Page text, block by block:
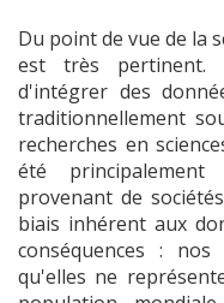
Du point de vue de la
est très pertinent.
d'intégrer des
traditionnellement
recherches en
été
provenant de
biais inhérent aux
conséquences :
qu'elles ne